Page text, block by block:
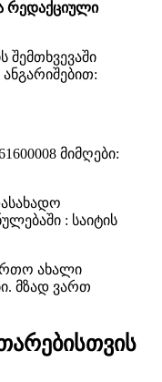
რედაქციული
შემთხვევაში
მიმღები:
: საიტის
ახალი
მზად ვართ